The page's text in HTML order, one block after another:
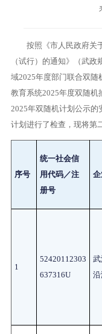
按照《市人民政府关
（试行）的通知》（武
域2025年度部门联合双
教育系统2025年度双随机
2025年双随机计划公示的
计划进行了检查，现将第
序号
统一社会信
用代码／注
册号
1
52420112303
637316U